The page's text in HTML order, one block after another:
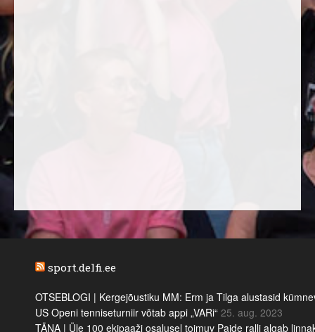
sport.delfi.ee
OTSEBLOGI | Kergejõustiku MM: Erm ja Tilga alustasid
US Openi tenniseturniir võtab appi „VARi“ 25. aug. 2023
TÄNA | Üle 100 ekipaaži osalusel toimuv Paide ralli algab